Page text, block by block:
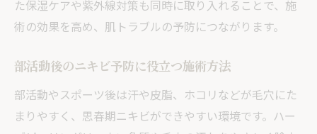
た保湿ケアや紫外線対策も同時に取り入れることで、施
術の効果を高め、肌トラブルの予防につながります。
部活動後のニキビ予防に役立つ施術方法
部活動やスポーツ後は汗や皮脂、ホコリなどが毛穴にた
まりやすく、思春期ニキビができやすい環境です。ハー